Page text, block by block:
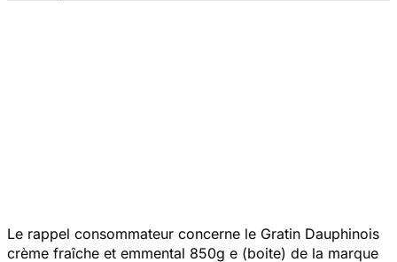
Le rappel consommateur concerne le Gratin Dauphinois
crème fraîche et emmental 850g e (boite) de la marque